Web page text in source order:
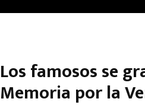
Los famosos se
Memoria por la